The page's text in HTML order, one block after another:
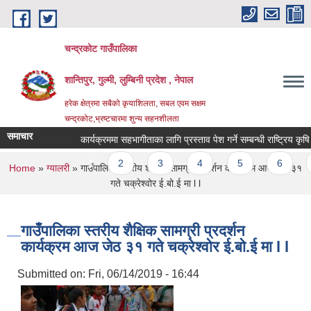
Skip to main content
चन्द्रकोट गाउँपालिका
शान्तिपुर, गुल्मी, लुम्बिनी प्रदेश , नेपाल
हरेक क्षेत्रमा सबैको कृयाशिलता, सबल एवम सक्षम
चन्द्रकोट,भ्रष्टचारमा शुन्य सहनशीलता
समाचार कार्यक्रममा सहभागीताका लागि प्रस्ताव पेश गर्ने सम्बन्धी राष्ट्रिय कृषि
Pages
1 2 3 4 5 6 7
You are here
Home » ग्यालरी» गाउँपालिका स्तरीय शैक्षिक सामग्री प्रदर्शन कार्यक्रम आज जेठ ३१
गते चक्रेश्वोर ई.बो.ई मा l l
गाउँपालिका स्तरीय शैक्षिक सामग्री प्रदर्शन
कार्यक्रम आज जेठ ३१ गते चक्रेश्वोर ई.बो.ई मा l l
Submitted on: Fri, 06/14/2019 - 16:44